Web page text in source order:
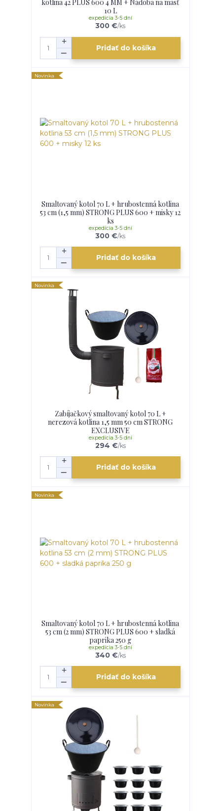
kotlina 42 PLUS 600 4 MM + Nádoba na masť
10 L
300 €/ks
expedícia 3-5 dní
Pridať do košíka
Novinka
Smaltovaný kotol 70 L + hrubostenná kotlina
53 cm (1,5 mm) STRONG PLUS 600 + misky 12
ks
300 €/ks
expedícia 3-5 dní
Pridať do košíka
Novinka
Zabíjačkový smaltovaný kotol 70 L +
nerezová kotlina 1,5 mm 50 cm STRONG
EXCLUSIVE
294 €/ks
expedícia 3-5 dní
Pridať do košíka
Novinka
Smaltovaný kotol 70 L + hrubostenná kotlina
53 cm (2 mm) STRONG PLUS 600 + sladká
paprika 250 g
340 €/ks
expedícia 3-5 dní
Pridať do košíka
Novinka